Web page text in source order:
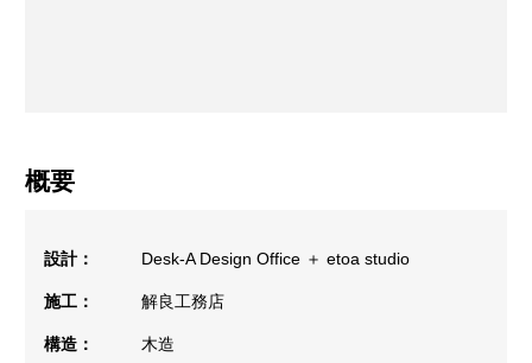
概要
設計： Desk-A Design Office ＋ etoa studio
施工： 解良工務店
構造： 木造